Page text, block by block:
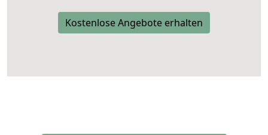
Kostenlose Angebote erhalten